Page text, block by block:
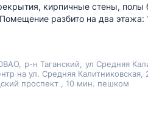
кирпичные стены, полы
разбито на два
р-н Таганский ул Средняя
на ул. Средняя Калитниковская,
проспект , 10 мин. пешком